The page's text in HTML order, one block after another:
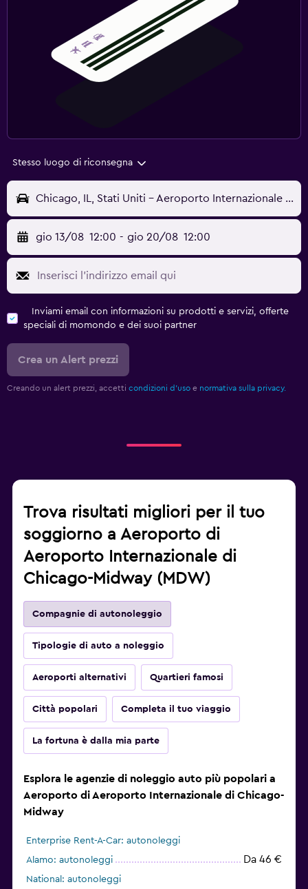
Stesso luogo di riconsegna
Chicago, IL, Stati Uniti - Aeroporto Internazionale di Chicago-Midway (MDW)
gio 13/08 12:00 - gio 20/08 12:00
Inviami email con informazioni su prodotti e servizi, offerte
speciali di momondo e dei suoi partner
Crea un Alert prezzi
Creando un alert prezzi, accetti condizioni d'uso e normativa sulla privacy.
Trova risultati migliori per il tuo
soggiorno a Aeroporto di
Aeroporto Internazionale di
Chicago-Midway (MDW)
Compagnie di autonoleggio
Tipologie di auto a noleggio
Aeroporti alternativi Quartieri famosi
Città popolari Completa il tuo viaggio
La fortuna è dalla mia parte
Esplora le agenzie di noleggio auto più popolari a
Aeroporto di Aeroporto Internazionale di Chicago-
Midway
Enterprise Rent-A-Car: autonoleggi
Alamo: autonoleggi
Da 46 €
National: autonoleggi